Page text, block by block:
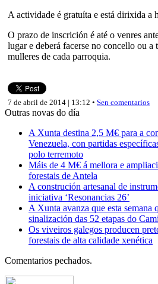
A actividade é gratuíta e está dirixida a
O prazo de inscrición é até o venres
lugar e deberá facerse no concello ou a
mulleres de cada parroquia.
7 de abril de 2014 | 13:12 • Sen comentarios
Outras novas do día
A Xunta destina 2,5 M€ para a
Venezuela, con partidas
polo terremoto
Máis de 4 M€ á mellora e
forestais de Antela
A construción artesanal de
iniciativa ‘Resonancias 26’
A Xunta avanza que esta semana
sinalización das 52 etapas do
Os viveiros galegos producen
forestais de alta calidade xenética
Comentarios pechados.